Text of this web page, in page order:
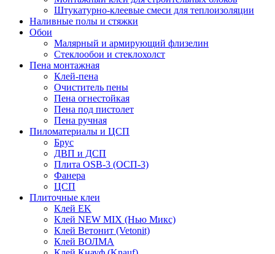
Штукатурно-клеевые смеси для теплоизоляции
Наливные полы и стяжки
Обои
Малярный и армирующий флизелин
Стеклообои и стеклохолст
Пена монтажная
Клей-пена
Очиститель пены
Пена огнестойкая
Пена под пистолет
Пена ручная
Пиломатериалы и ЦСП
Брус
ДВП и ДСП
Плита OSB-3 (ОСП-3)
Фанера
ЦСП
Плиточные клеи
Клей EK
Клей NEW MIX (Нью Микс)
Клей Ветонит (Vetonit)
Клей ВОЛМА